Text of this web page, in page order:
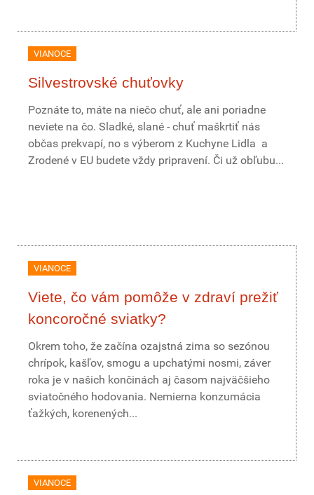
VIANOCE
Silvestrovské chuťovky
Poznáte to, máte na niečo chuť, ale ani poriadne
neviete na čo. Sladké, slané - chuť maškrtiť nás
občas prekvapí, no s výberom z Kuchyne Lidla a
Zrodené v EU budete vždy pripravení. Či už obľubu...
VIANOCE
Viete, čo vám pomôže v zdraví prežiť
koncoročné sviatky?
Okrem toho, že začína ozajstná zima so sezónou
chrípok, kašľov, smogu a upchatými nosmi, záver
roka je v našich končinách aj časom najväčšieho
sviatočného hodovania. Nemierna konzumácia
ťažkých, korenených...
VIANOCE